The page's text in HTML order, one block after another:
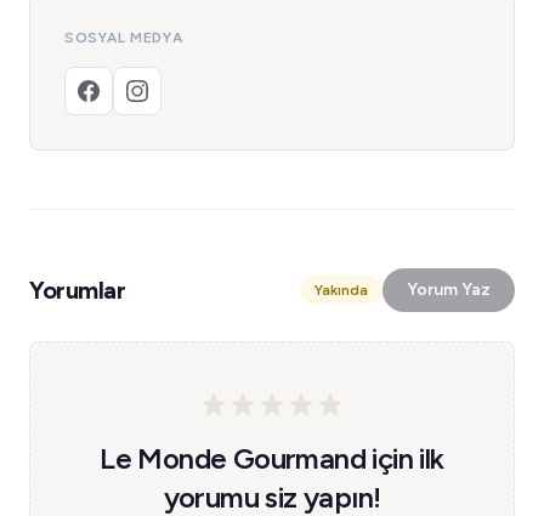
SOSYAL MEDYA
Yorumlar Yakında Yorum Yaz
Le Monde Gourmand için ilk
yorumu siz yapın!